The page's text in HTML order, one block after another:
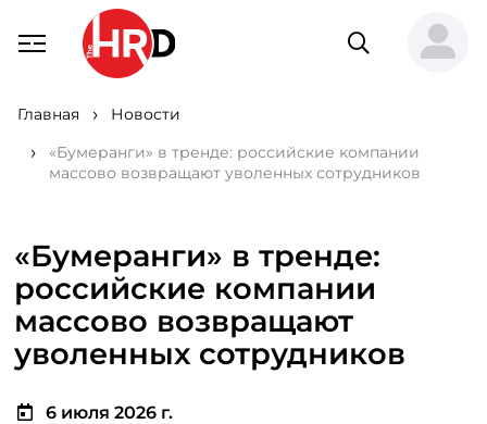
Главная
Новости
«Бумеранги» в тренде: российские компании
массово возвращают уволенных сотрудников
«Бумеранги» в тренде:
российские компании
массово возвращают
уволенных сотрудников
6 июля 2026 г.